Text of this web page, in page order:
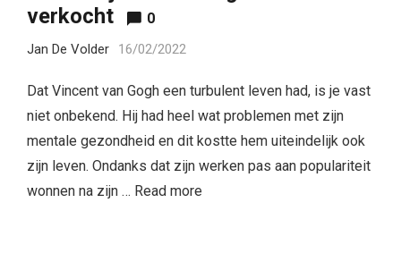
verkocht
0
Jan De Volder 16/02/2022
Dat Vincent van Gogh een turbulent leven had, is je vast
niet onbekend. Hij had heel wat problemen met zijn
mentale gezondheid en dit kostte hem uiteindelijk ook
zijn leven. Ondanks dat zijn werken pas aan populariteit
wonnen na zijn … Read more